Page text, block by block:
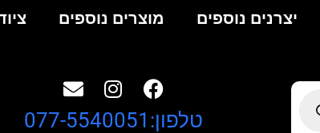
יצרנים נוספים מוצרים נוספים
טלפון:077-5540051